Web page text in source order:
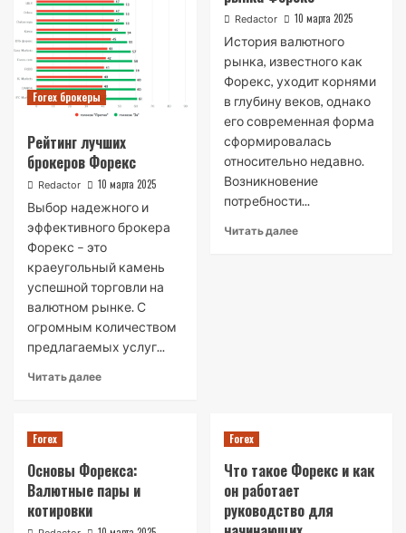
Forex брокеры
Рейтинг лучших
брокеров Форекс
Redactor 10 марта 2025
Выбор надежного и
эффективного брокера
Форекс – это
краеугольный камень
успешной торговли на
валютном рынке. С
огромным количеством
предлагаемых услуг...
Читать далее
Redactor 10 марта 2025
История валютного
рынка, известного как
Форекс, уходит корнями
в глубину веков, однако
его современная форма
сформировалась
относительно недавно.
Возникновение
потребности...
Читать далее
Forex
Основы Форекса:
Валютные пары и
котировки
Forex
Что такое Форекс и как
он работает
руководство для